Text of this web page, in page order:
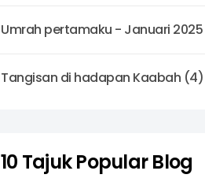
Umrah pertamaku - Januari
Tangisan di hadapan Kaabah (4)
10 Tajuk Popular Blog